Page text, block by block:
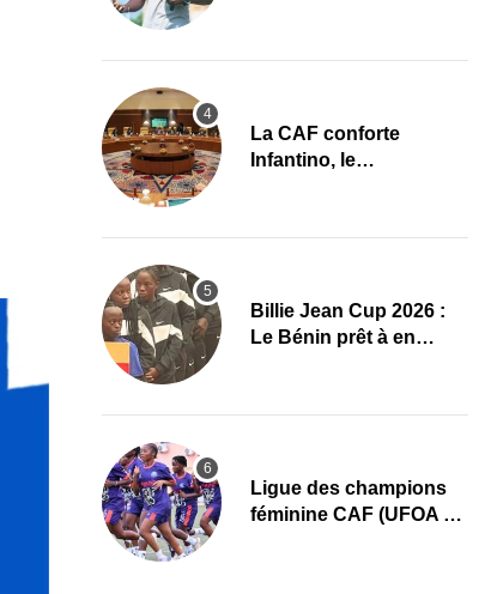
La CAF conforte
Infantino, le
Billie Jean Cup 2026 :
Le Bénin prêt à en
Ligue des champions
féminine CAF (UFOA A)